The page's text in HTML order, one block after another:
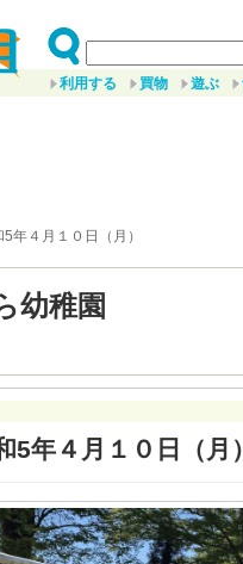
利用する 買物 遊ぶ
5年４月１０日（月）
幼稚園
5年４月１０日（月）